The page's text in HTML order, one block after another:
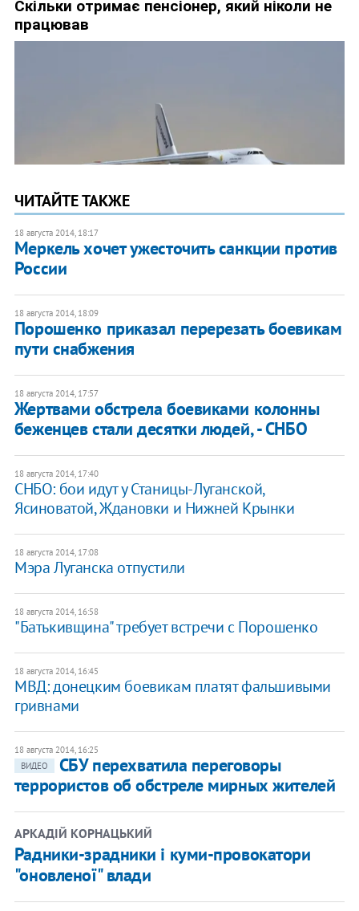
ЧИТАЙТЕ ТАКЖЕ
18 августа 2014, 18:17
Меркель хочет ужесточить санкции против
России
18 августа 2014, 18:09
Порошенко приказал перерезать боевикам
пути снабжения
18 августа 2014, 17:57
Жертвами обстрела боевиками колонны
беженцев стали десятки людей, - СНБО
18 августа 2014, 17:40
СНБО: бои идут у Станицы-Луганской,
Ясиноватой, Ждановки и Нижней Крынки
18 августа 2014, 17:08
Мэра Луганска отпустили
18 августа 2014, 16:58
"Батькивщина" требует встречи с Порошенко
18 августа 2014, 16:45
МВД: донецким боевикам платят фальшивыми
гривнами
18 августа 2014, 16:25
ВИДЕО
СБУ перехватила переговоры
террористов об обстреле мирных жителей
АРКАДІЙ КОРНАЦЬКИЙ
Радники-зрадники і куми-провокатори
"оновленої" влади